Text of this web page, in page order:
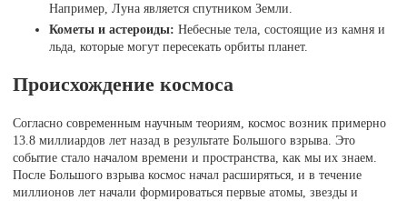
Например, Луна является спутником Земли.
Кометы и астероиды: Небесные тела, состоящие из камня и
льда, которые могут пересекать орбиты планет.
Происхождение космоса
Согласно современным научным теориям, космос возник примерно
13.8 миллиардов лет назад в результате Большого взрыва. Это
событие стало началом времени и пространства, как мы их знаем.
После Большого взрыва космос начал расширяться, и в течение
миллионов лет начали формироваться первые атомы, звезды и